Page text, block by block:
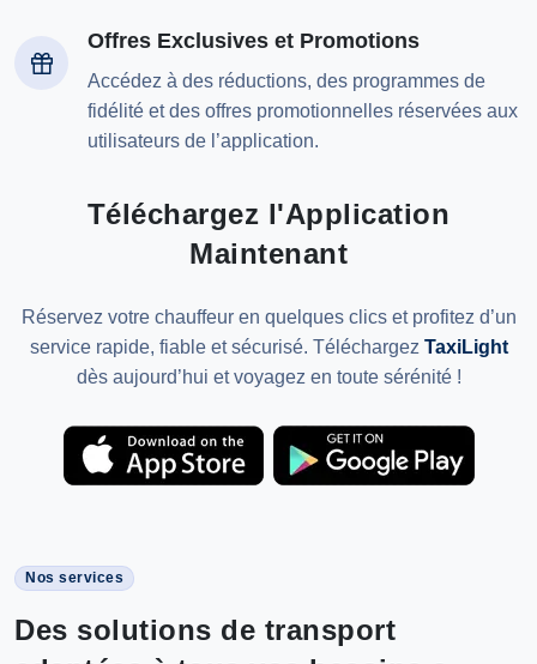
Offres Exclusives et Promotions
Accédez à des réductions, des programmes de
fidélité et des offres promotionnelles réservées aux
utilisateurs de l’application.
Téléchargez l'Application
Maintenant
Réservez votre chauffeur en quelques clics et profitez d’un
service rapide, fiable et sécurisé. Téléchargez TaxiLight
dès aujourd’hui et voyagez en toute sérénité !
Nos services
Des solutions de transport